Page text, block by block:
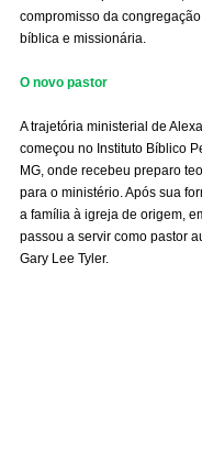
compromisso da
bíblica e missionária.
O novo pastor
A trajetória ministerial de
começou no Instituto Bíblico
MG, onde recebeu preparo
para o ministério. Após sua
a família à igreja de origem,
passou a servir como pastor
Gary Lee Tyler.